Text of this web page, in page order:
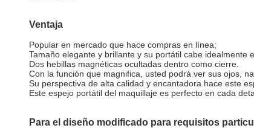
Ventaja
Popular en mercado que hace compras en línea;
Tamaño elegante y brillante y su portátil cabe idealmente
Dos hebillas magnéticas ocultadas dentro como cierre.
Con la función que magnifica, usted podrá ver sus ojos,
Su perspectiva de alta calidad y encantadora hace este
Este espejo portátil del maquillaje es perfecto en cada
Para el diseño modificado para requisitos